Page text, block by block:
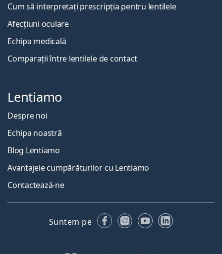
Cum să interpretați prescripția pentru lentilele
Afecțiuni oculare
Echipa medicală
Comparații între lentilele de contact
Lentiamo
Despre noi
Echipa noastră
Blog Lentiamo
Avantajele cumpărăturilor cu Lentiamo
Contactează-ne
Suntem pe FacebookInstagram
YouTubeLinkedIn